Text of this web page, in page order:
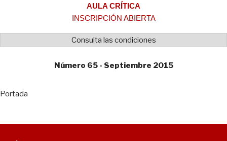
AULA CRÍTICA
INSCRIPCIÓN ABIERTA
Consulta las condiciones
Número 65 - Septiembre 2015
Portada